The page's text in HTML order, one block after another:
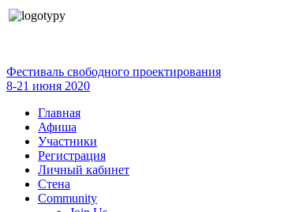
Фестиваль свободного проектирования
8-21 июня 2020
Главная
Афиша
Участники
Регистрация
Личный кабинет
Стена
Community